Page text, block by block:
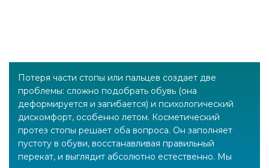
Потеря части стопы или пальцев создает две
проблемы: сложно подобрать обувь (она
деформируется и загибается) и психологический
дискомфорт, особенно летом. Косметический
протез стопы решает оба вопроса. Он заполняет
пустоту в обуви, восстанавливая правильный
перекат, и выглядит абсолютно естественно. Мы